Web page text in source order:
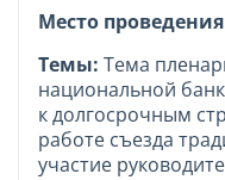
Место
Темы: Тема
национальной
к долгосрочным
работе съезда
участие